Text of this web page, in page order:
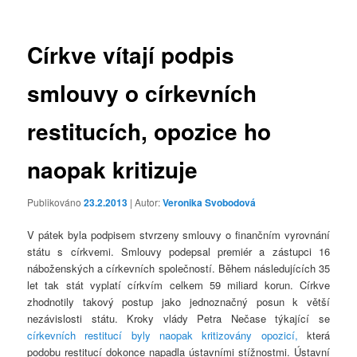
Církve vítají podpis
smlouvy o církevních
restitucích, opozice ho
naopak kritizuje
Publikováno23.2.2013 | Autor:Veronika Svobodová
V pátek byla podpisem stvrzeny smlouvy o finančním vyrovnání
státu s církvemi. Smlouvy podepsal premiér a zástupci 16
náboženských a církevních společností. Během následujících 35
let tak stát vyplatí církvím celkem 59 miliard korun. Církve
zhodnotily takový postup jako jednoznačný posun k větší
nezávislosti státu. Kroky vlády Petra Nečase týkající se
církevních restitucí byly naopak kritizovány opozicí, která
podobu restitucí dokonce napadla ústavními stížnostmi. Ústavní